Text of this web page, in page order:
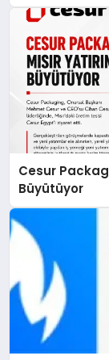
Cesur
Büyütüyor